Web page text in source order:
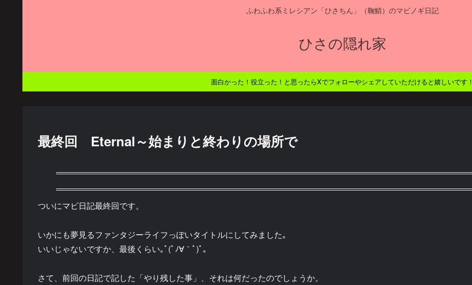
ふわふわ系ミレシアン「ひさちん」（鞠鯖）のマビノギ日記
ひさの隠れ家
面白かった！役立った！と思ったらXでフォローやシェアしていただけると嬉しいです！
最終回 Eternal～始まりと終わりの場所で
ついにマビ日記最終回です。
いかにも夢見るファンタジーライフっぽいタイトルにしてみました｡
いいじゃないですか、最後くらい｡ﾟ(ﾟﾉ∀｀ﾟ)ﾟ｡
さて、前回の日記で記した「やり残した事」、それは何だったのでしょうか。